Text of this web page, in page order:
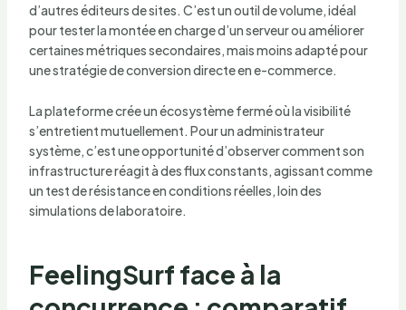
d’autres éditeurs de sites. C’est un outil de volume, idéal
pour tester la montée en charge d’un serveur ou améliorer
certaines métriques secondaires, mais moins adapté pour
une stratégie de conversion directe en e-commerce.
La plateforme crée un écosystème fermé où la visibilité
s’entretient mutuellement. Pour un administrateur
système, c’est une opportunité d’observer comment son
infrastructure réagit à des flux constants, agissant comme
un test de résistance en conditions réelles, loin des
simulations de laboratoire.
FeelingSurf face à la